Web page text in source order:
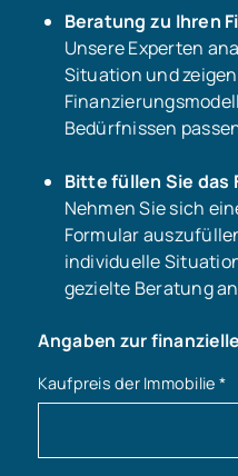
Beratung zu Ihren
Unsere Experten
Situation und
Bedürfnissen
Bitte füllen Sie das
Nehmen Sie sich
Formular
individuelle
gezielte Beratung
Angaben zur
Kaufpreis der Immobilie *